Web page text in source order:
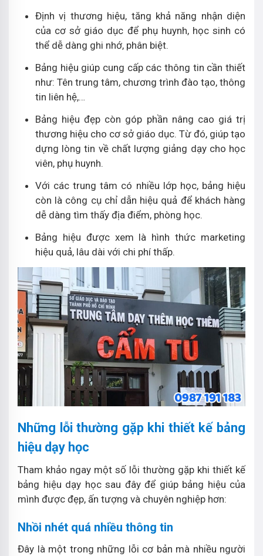
Định vị thương hiệu, tăng khả năng nhận diện
của cơ sở giáo dục để phụ huynh, học sinh có
thể dễ dàng ghi nhớ, phân biệt.
Bảng hiệu giúp cung cấp các thông tin cần thiết
như: Tên trung tâm, chương trình đào tạo, thông
tin liên hệ,…
Bảng hiệu đẹp còn góp phần nâng cao giá trị
thương hiệu cho cơ sở giáo dục. Từ đó, giúp tạo
dựng lòng tin về chất lượng giảng dạy cho học
viên, phụ huynh.
Với các trung tâm có nhiều lớp học, bảng hiệu
còn là công cụ chỉ dẫn hiệu quả để khách hàng
dễ dàng tìm thấy địa điểm, phòng học.
Bảng hiệu được xem là hình thức marketing
hiệu quả, lâu dài với chi phí thấp.
Những lỗi thường gặp khi thiết kế bảng
hiệu dạy học
Tham khảo ngay một số lỗi thường gặp khi thiết kế
bảng hiệu dạy học sau đây để giúp bảng hiệu của
mình được đẹp, ấn tượng và chuyên nghiệp hơn:
Nhồi nhét quá nhiều thông tin
Đây là một trong những lỗi cơ bản mà nhiều người